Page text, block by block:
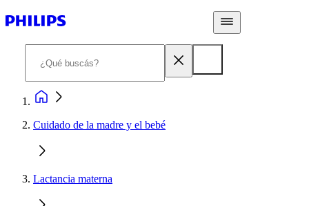
Cuidado de la madre y el bebé
Lactancia materna